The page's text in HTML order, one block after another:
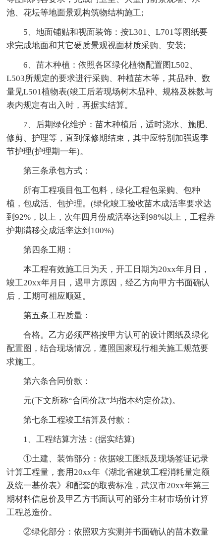
池、花坛等地面景观构筑物结构施工;
5、地面铺贴和视面装饰：按L301、L701等图纸要
求完成地面和其它硬质景观视面材质采购、安装;
6、苗木种植：依照各区绿化植物配置图L502、
L503所规定的要求进行采购、种植苗木等，其品种、数
量见L501植物表(竣工后若现场树木品种、规格及株数与
表内规定有出入时，再据实结算。
7、后期绿化维护：苗木种植后，适时浇水、施肥、
修剪、护理等，直到保修期结束，其中应特别加强返季
节护理(护理期一年)。
第三条承包方式：
所有工程项目包工包料，绿化工程包采购、包种
植，包成活、包护理。(绿化竣工验收苗木成活率要求达
到92%，以上，次年四月份成活率达到98%以上，工程养
护期满移交成活率达到100%)
第四条工期：
本工程有效施工日为天，开工日期为20xx年月日，
竣工20xx年月日，遇甲方原因，经乙方向甲方书面确认
后，工期可相应顺延。
第五条工程质量：
合格。乙方必须严格按甲方认可的设计图纸及绿化
配置图，结合现场情况，遵照国家现行相关施工规范要
求施工。
第六条合同价款：
元(下文所称“合同价款”均指本约定价款)。
第七条工程竣工结算及付款：
1、工程结算方法：(据实结算)
①土建、装饰部分：依据竣工图纸及现场签证记录
计算工程量，套用20xx年《湖北省建筑工程消耗量定额
及统一基价表》和配套的取费标准，武汉市20xx年第三
期材料信息价及甲乙方书面认可的部分主材市场价计算
工程总造价。
②绿化部分：依照双方实测并书面确认的苗木数量